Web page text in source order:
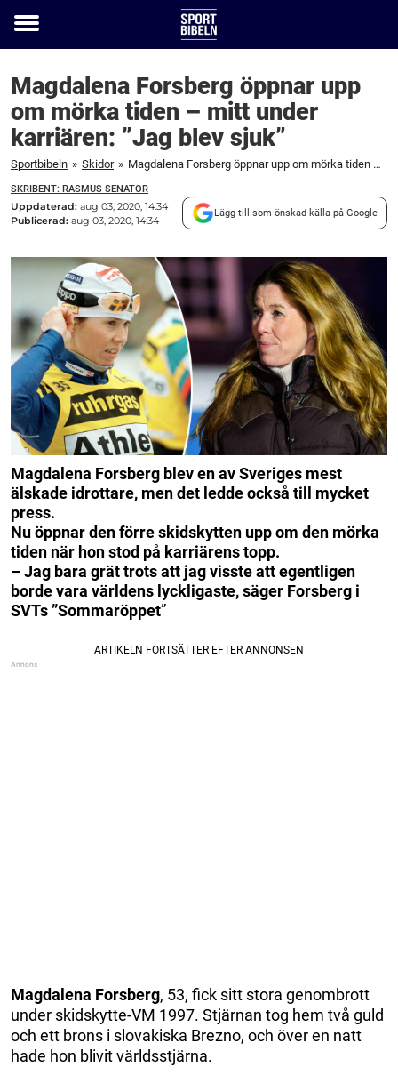
Toggle
Magdalena Forsberg öppnar upp
om mörka tiden – mitt under
karriären: ”Jag blev sjuk”
Sportbibeln » Skidor » Magdalena Forsberg öppnar upp om mörka tiden – mitt under karriären: "Jag blev sjuk"
SKRIBENT: RASMUS SENATOR
Uppdaterad: aug 03, 2020, 14:34
Publicerad: aug 03, 2020, 14:34
Lägg till som önskad källa på Google
Magdalena Forsberg blev en av Sveriges mest
älskade idrottare, men det ledde också till mycket
press.
Nu öppnar den förre skidskytten upp om den mörka
tiden när hon stod på karriärens topp.
– Jag bara grät trots att jag visste att egentligen
borde vara världens lyckligaste, säger Forsberg i
SVTs ”Sommaröppet”
Magdalena Forsberg, 53, fick sitt stora genombrott
under skidskytte-VM 1997. Stjärnan tog hem två guld
och ett brons i slovakiska Brezno, och över en natt
hade hon blivit världsstjärna.